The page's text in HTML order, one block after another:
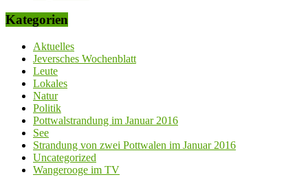
Kategorien
Aktuelles
Jeversches Wochenblatt
Leute
Lokales
Natur
Politik
Pottwalstrandung im Januar 2016
See
Strandung von zwei Pottwalen im Januar 2016
Uncategorized
Wangerooge im TV